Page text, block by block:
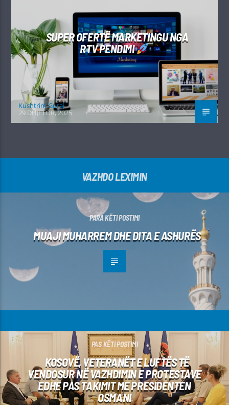
SUPER OFERTË MARKETINGU NGA
RTV PENDIMI
Kushtrim Guraj
29 DHJETOR, 2025
VAZHDO LEXIMIN
PARA KËTI POSTIMI
MUAJI MUHARREM DHE DITA E ASHURËS
PAS KËTI POSTIMI
KOSOVË, VETERANËT E LUFTËS TË
VENDOSUR NË VAZHDIMIN E PROTESTAVE
EDHE PAS TAKIMIT ME PRESIDENTEN
OSMANI